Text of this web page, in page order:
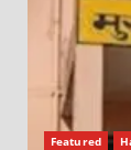
Featured